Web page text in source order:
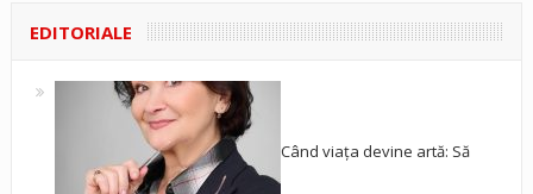
EDITORIALE
Când viața devine artă: Să